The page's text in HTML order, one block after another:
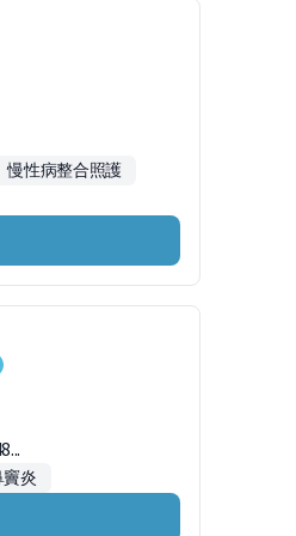
慢性病整合照護
竇炎